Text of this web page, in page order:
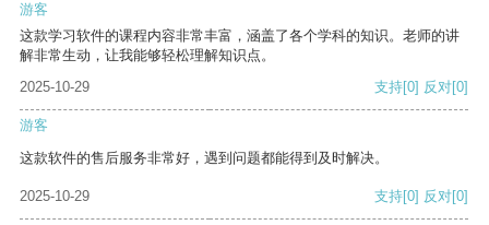
游客
这款学习软件的课程内容非常丰富，涵盖了各个学科的知识。老师的讲
解非常生动，让我能够轻松理解知识点。
2025-10-29
支持[0] 反对[0]
游客
这款软件的售后服务非常好，遇到问题都能得到及时解决。
2025-10-29 支持[0] 反对[0]